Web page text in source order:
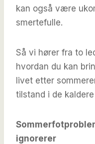
kan også være
smertefulle.
Så vi hører fra to
hvordan du kan
livet etter
tilstand i de
ignorerer